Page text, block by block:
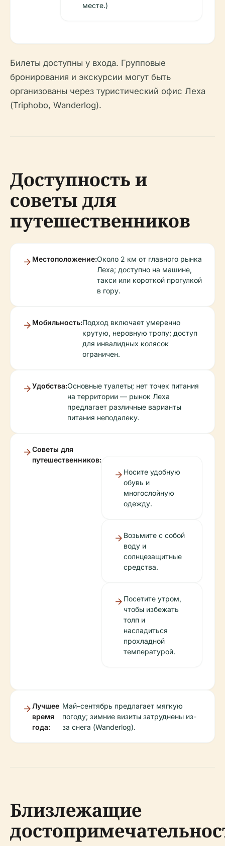
месте.)
Билеты доступны у входа. Групповые
бронирования и экскурсии могут быть
организованы через туристический офис Леха
(Triphobo, Wanderlog).
Доступность и
советы для
путешественников
Местоположение:Около 2 км от главного рынка
Леха; доступно на машине,
такси или короткой прогулкой
в гору.
Мобильность:Подход включает умеренно
крутую, неровную тропу; доступ
для инвалидных колясок
ограничен.
Удобства:Основные туалеты; нет точек питания
на территории — рынок Леха
предлагает различные варианты
питания неподалеку.
Советы для
путешественников:
Носите удобную
обувь и
многослойную
одежду.
Возьмите с собой
воду и
солнцезащитные
средства.
Посетите утром,
чтобы избежать
толп и
насладиться
прохладной
температурой.
Лучшее
время
года:
Май–сентябрь предлагает мягкую
погоду; зимние визиты затруднены из-
за снега (Wanderlog).
Близлежащие